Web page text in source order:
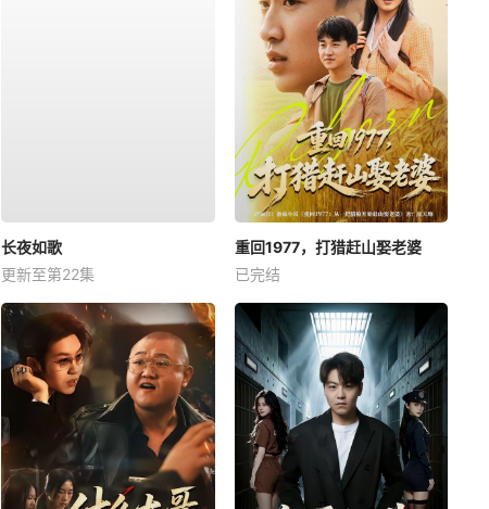
长夜如歌
更新至第22集
重回1977，打猎赶山娶老婆
已完结